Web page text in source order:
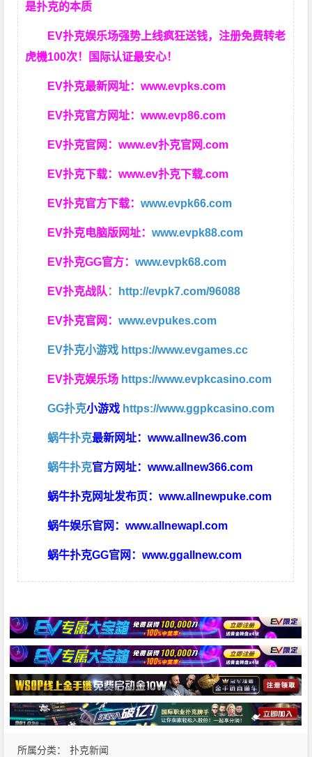
是扑克的本质
EV扑克娱乐场强势上线疯狂送钱，注册免费转老
虎機100次！国际认证最安心！
EV扑克最新网址：www.evpks.com
EV扑克官方网址：www.evp86.com
EV扑克官网：www.ev扑克官网.com
EV扑克下载：www.ev扑克下载.com
EV扑克官方下载：www.evpk66.com
EV扑克电脑版网址：www.evpk88.com
EV扑克GG官方：www.evpk68.com
EV扑克战队 ： http://evpk7.com/96088
EV扑克官网：www.evpukes.com
EV扑克小游戏 https://www.evgames.cc
EV扑克娱乐场 https://www.evpkcasino.com
GG扑克小游戏 https://www.ggpkcasino.com
蜗牛扑克最新网址：www.allnew36.com
蜗牛扑克官方网址：www.allnew366.com
蜗牛扑克网址发布页：www.allnewpuke.com
蜗牛娱乐官网：www.allnewapl.com
蜗牛扑克GG官网：www.ggallnew.com
所属分类： 扑克新闻